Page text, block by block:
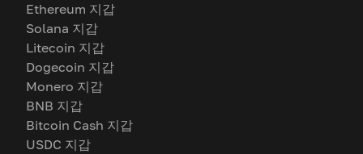
Ethereum 지갑
Solana 지갑
Litecoin 지갑
Dogecoin 지갑
Monero 지갑
BNB 지갑
Bitcoin Cash 지갑
USDC 지갑